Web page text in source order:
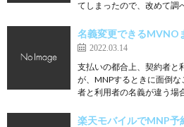
てしまったので、改めて調
名義変更できるMVNO
2022.03.14
支払いの都合上、契約者と
が、MNPするときに面倒な
者と利用者の名義が違う場
楽天モバイルでMNP予